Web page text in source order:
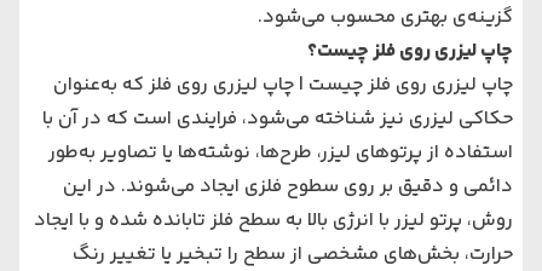
گزینه‌ی بهتری محسوب می‌شود.
چاپ لیزری روی فلز چیست؟
چاپ لیزری روی فلز چیست | چاپ لیزری روی فلز که به‌عنوان
حکاکی لیزری نیز شناخته می‌شود، فرایندی است که در آن با
استفاده از پرتوهای لیزر، طرح‌ها، نوشته‌ها یا تصاویر به‌طور
دائمی و دقیق بر روی سطوح فلزی ایجاد می‌شوند. در این
روش، پرتو لیزر با انرژی بالا به سطح فلز تابانده شده و با ایجاد
حرارت، بخش‌های مشخصی از سطح را تبخیر یا تغییر رنگ